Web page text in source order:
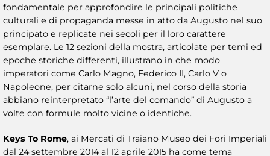
fondamentale per approfondire le principali politiche
culturali e di propaganda messe in atto da Augusto nel suo
principato e replicate nei secoli per il loro carattere
esemplare. Le 12 sezioni della mostra, articolate per temi ed
epoche storiche differenti, illustrano in che modo
imperatori come Carlo Magno, Federico II, Carlo V o
Napoleone, per citarne solo alcuni, nel corso della storia
abbiano reinterpretato “l’arte del comando” di Augusto a
volte con formule molto vicine o identiche.
Keys To Rome, ai Mercati di Traiano Museo dei Fori Imperiali
dal 24 settembre 2014 al 12 aprile 2015 ha come tema